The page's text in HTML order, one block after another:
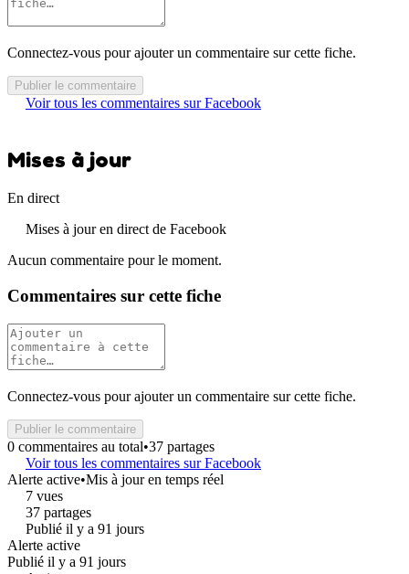
Connectez-vous pour ajouter un commentaire sur cette fiche.
Publier le commentaire
Voir tous les commentaires sur Facebook
Mises à jour
En direct
Mises à jour en direct de Facebook
Aucun commentaire pour le moment.
Commentaires sur cette fiche
Connectez-vous pour ajouter un commentaire sur cette fiche.
Publier le commentaire
0 commentaires au total•37 partages
Voir tous les commentaires sur Facebook
Alerte active•Mis à jour en temps réel
7 vues
37 partages
Publié il y a 91 jours
Alerte active
Publié il y a 91 jours